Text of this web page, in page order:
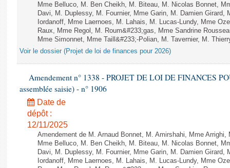
Mme Belluco, M. Ben Cheikh, M. Biteau, M. Nicolas Bonnet,
Davi, M. Duplessy, M. Fournier, Mme Garin, M. Damien Girard,
Iordanoff, Mme Laernoes, M. Lahais, M. Lucas-Lundy, Mme
Raux, Mme Regol, M. Roum&#233;gas, Mme Sandrine
Mme Simonnet, Mme Taill&#233;-Polian, M. Tavernier, M.
Voir le dossier (Projet de loi de finances pour 2026)
Amendement n° 1338 - PROJET DE LOI DE FINANCES
assemblée saisie) - n° 1906
Date de
dépôt :
12/11/2025
Amendement de M. Arnaud Bonnet, M. Amirshahi, Mme
Mme Belluco, M. Ben Cheikh, M. Biteau, M. Nicolas Bonnet,
Davi, M. Duplessy, M. Fournier, Mme Garin, M. Damien Girard,
Iordanoff, Mme Laernoes, M. Lahais, M. Lucas-Lundy, Mme